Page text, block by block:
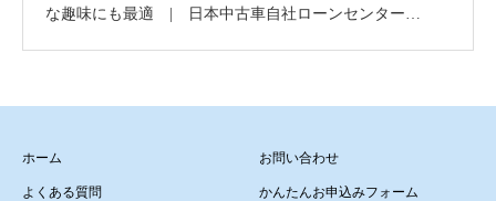
な趣味にも最適 | 日本中古車自社ローンセンター…
ホーム
よくある質問
お問い合わせ
かんたんお申込みフォーム